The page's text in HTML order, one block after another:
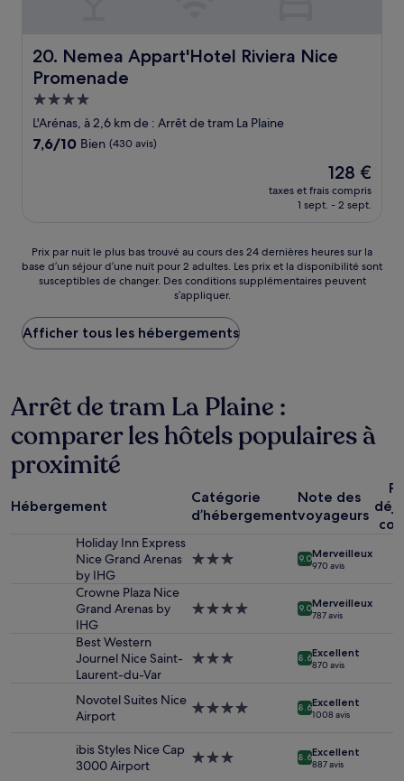
20. Nemea Appart'Hotel Riviera Nice
Promenade
Nemea Appart'Hotel Riviera Nice Promenade
Hébergement
4.0 étoiles
L'Arénas, à 2,6 km de : Arrêt de tram La Plaine
7.6
7,6/10 Bien (430 avis)
Le
nouveau
prix
128 €
128 €
taxes et frais compris
1 sept. - 2 sept.
Prix
par
nuit
plus
bas
trouvé
des
24 dernières
heures
sur
la
séjour
disponibilité
conditions
supplémentaires
Prix par nuit le plus bas trouvé au cours des 24 dernières heures sur la
base d’un séjour d’une nuit pour 2 adultes. Les prix et la disponibilité sont
susceptibles de changer. Des conditions supplémentaires peuvent
s’appliquer.
Afficher tous les hébergements
Arrêt de tram La Plaine :
comparer les hôtels populaires à
proximité
Hébergement
Catégorie
d’hébergement
Note des
voyageurs
Holiday Inn Express
Nice Grand Arenas
by IHG
Hébergement
9.0Merveilleux
970 avis
Crowne Plaza Nice
Grand Arenas by
IHG
Hébergement
9.0Merveilleux
787 avis
Best Western
Journel Nice Saint-
Laurent-du-Var
Hébergement
8.6Excellent
870 avis
Novotel Suites Nice
Airport
Hébergement
8.6Excellent
1 008 avis
ibis Styles Nice Cap
3000 Airport
Hébergement
8.6Excellent
887 avis